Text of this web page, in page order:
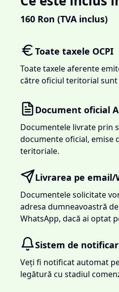
160 Ron (TVA inclus)
Toate taxele OCPI
Toate taxele aferente
către oficiul teritorial sunt
Document oficial
Documentele livrate prin
documente oficial, emise
teritoriale.
Livrarea pe email/
Documentele solicitate
adresa dumneavoastră
WhatsApp, dacă ai optat
Sistem de
Veți fi notificat automat
legătură cu stadiul